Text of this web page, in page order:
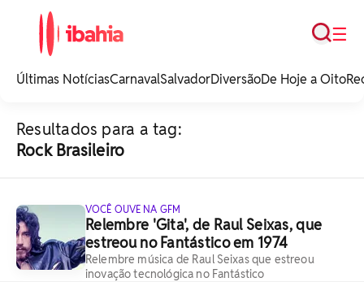
noticias e
☰
Busca
Últimas NotíciasCarnavalSalvadorDiversãoDe Hoje a Oito
Resultados para a tag:
Rock Brasileiro
VOCÊ OUVE NA GFM
Relembre 'Gita', de Raul Seixas, que
estreou no Fantástico em 1974
Relembre música de Raul Seixas que estreou
inovação tecnológica no Fantástico